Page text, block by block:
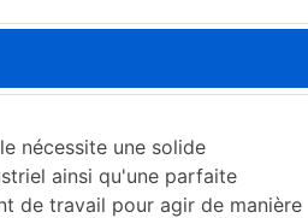
nécessite une solide
ainsi qu'une parfaite
de travail pour agir de manière